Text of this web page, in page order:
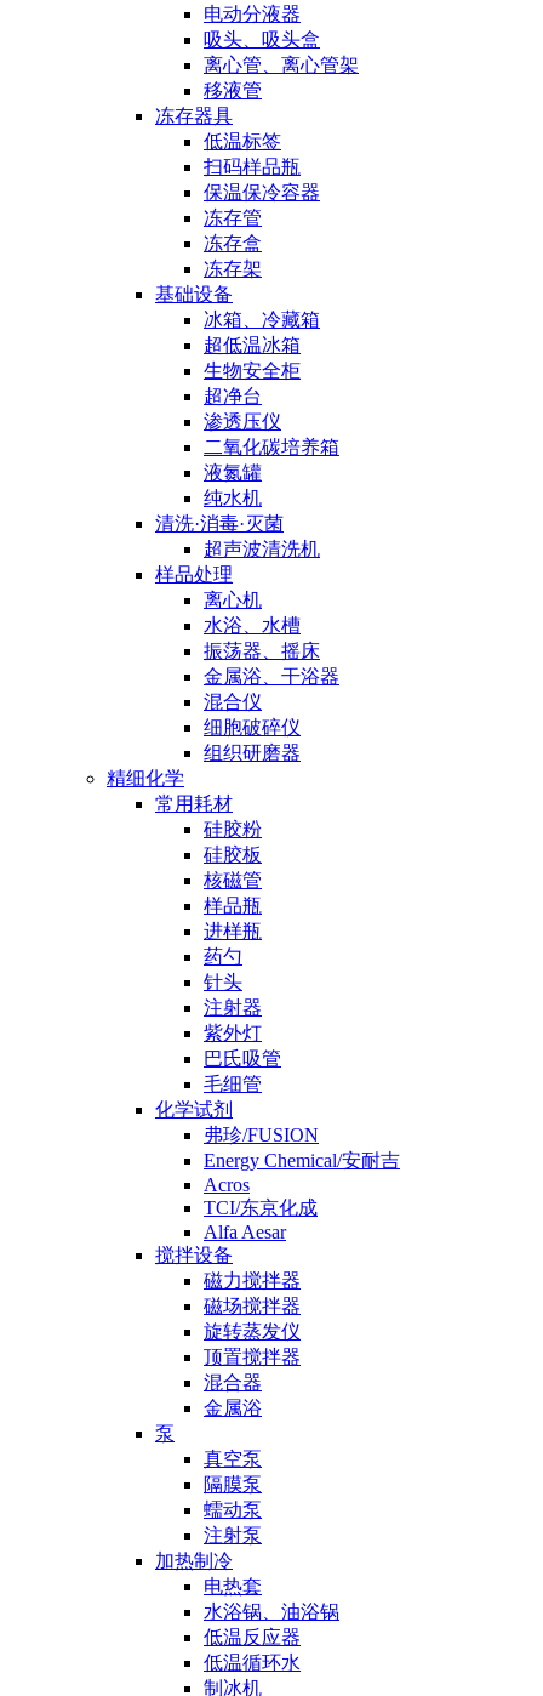
电动分液器
吸头、吸头盒
离心管、离心管架
移液管
冻存器具
低温标签
扫码样品瓶
保温保冷容器
冻存管
冻存盒
冻存架
基础设备
冰箱、冷藏箱
超低温冰箱
生物安全柜
超净台
渗透压仪
二氧化碳培养箱
液氮罐
纯水机
清洗·消毒·灭菌
超声波清洗机
样品处理
离心机
水浴、水槽
振荡器、摇床
金属浴、干浴器
混合仪
细胞破碎仪
组织研磨器
精细化学
常用耗材
硅胶粉
硅胶板
核磁管
样品瓶
进样瓶
药勺
针头
注射器
紫外灯
巴氏吸管
毛细管
化学试剂
弗珍/FUSION
Energy Chemical/安耐吉
Acros
TCI/东京化成
Alfa Aesar
搅拌设备
磁力搅拌器
磁场搅拌器
旋转蒸发仪
顶置搅拌器
混合器
金属浴
泵
真空泵
隔膜泵
蠕动泵
注射泵
加热制冷
电热套
水浴锅、油浴锅
低温反应器
低温循环水
制冰机